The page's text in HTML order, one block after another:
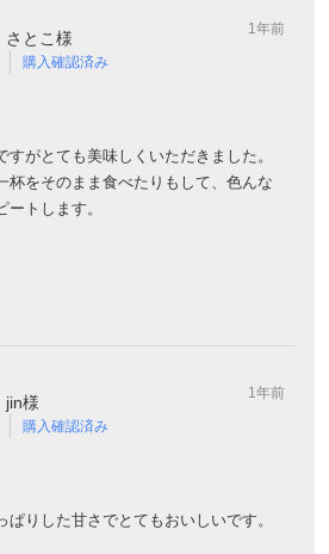
さとこ様
購入確認済み
1年前
がとても美味しくいただきました。
杯をそのまま食べたりもして、色んな
トします。
jin様
購入確認済み
1年前
りした甘さでとてもおいしいです。